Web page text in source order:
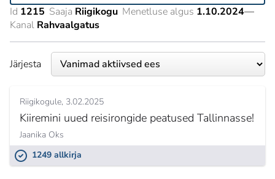
Id 1215 Saaja Riigikogu Menetluse algus 1.10.2024—
Kanal Rahvaalgatus
Järjesta
Riigikogule 3.02.2025
Kiiremini uued reisirongide peatused Tallinnasse!
Jaanika Oks
1249 allkirja